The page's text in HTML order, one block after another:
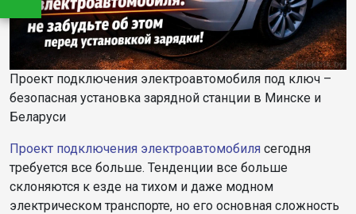
Проект подключения электроавтомобиля под ключ –
безопасная установка зарядной станции в Минске и
Беларуси
Проект подключения электроавтомобиля сегодня
требуется все больше. Тенденции все больше
склоняются к езде на тихом и даже модном
электрическом транспорте, но его основная сложность